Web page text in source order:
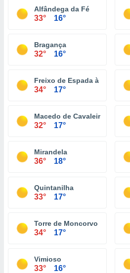
Alfândega da Fé
33° 16°
Bragança
32° 16°
Freixo de Espada à Cinta
34° 17°
Macedo de Cavaleiros
32° 17°
Mirandela
36° 18°
Quintanilha
33° 17°
Torre de Moncorvo
34° 17°
Vimioso
33° 16°